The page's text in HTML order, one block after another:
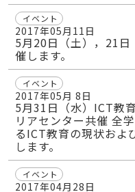
イベント
2017年05月11日
5月20日（土），21
催します。
イベント
2017年05月 8日
5月31日（水）ICT教
リアセンター共催 全
るICT教育の現状およ
します。
イベント
2017年04月28日